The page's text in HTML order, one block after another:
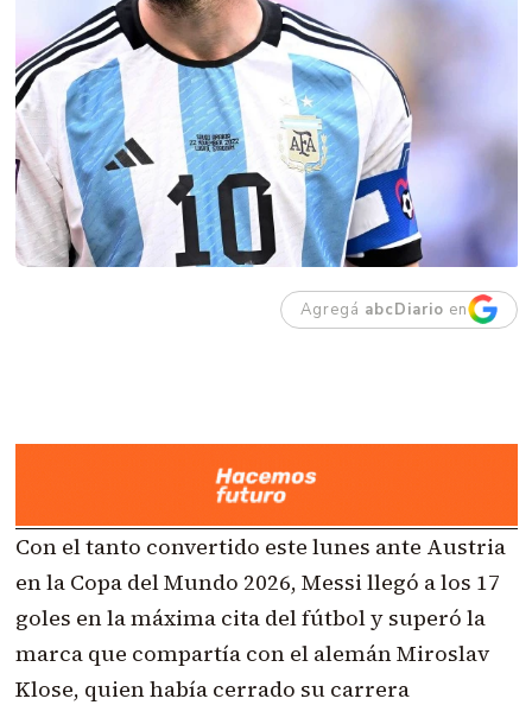
Agregá abcDiario en
Con el tanto convertido este lunes ante Austria
en la Copa del Mundo 2026, Messi llegó a los 17
goles en la máxima cita del fútbol y superó la
marca que compartía con el alemán Miroslav
Klose, quien había cerrado su carrera